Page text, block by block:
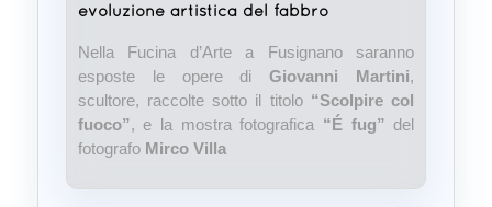
evoluzione artistica del fabbro
Nella Fucina d’Arte a Fusignano saranno
esposte le opere diGiovanni Martini,
scultore, raccolte sotto il titolo “Scolpire col
fuoco”, e la mostra fotografica “É fug” del
fotografo Mirco Villa